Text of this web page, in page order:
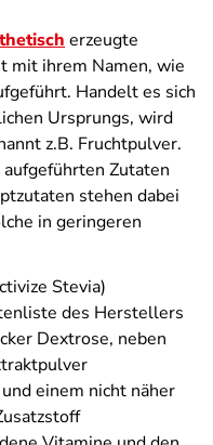
erzeugte
mit ihrem Namen, wie
Handelt es sich
Ursprungs, wird
z.B. Fruchtpulver.
Zutaten
stehen dabei
in geringeren
Stevia)
des Herstellers
Dextrose, neben
einem nicht näher